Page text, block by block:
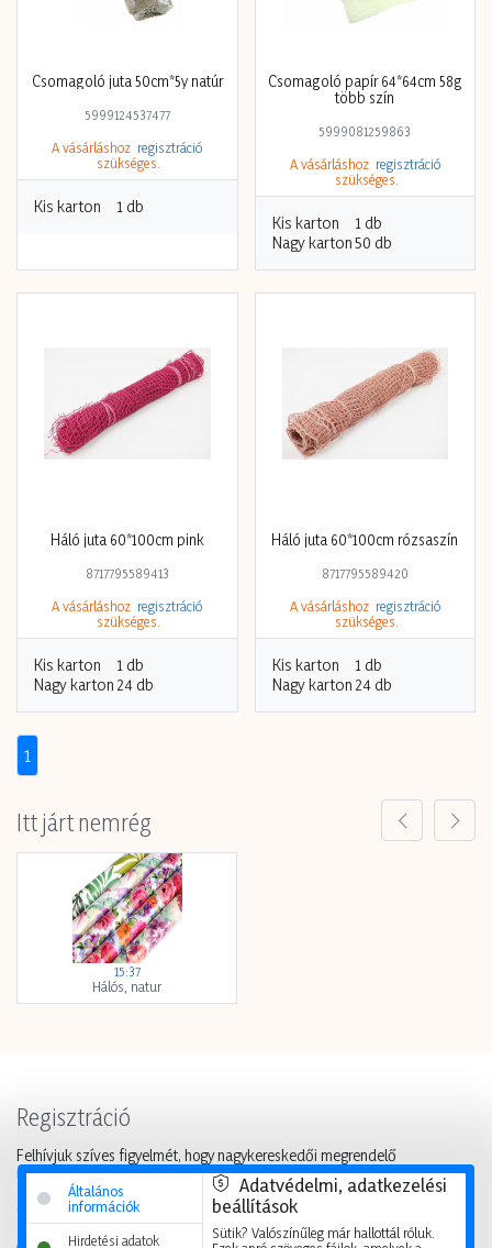
Csomagoló juta 50cm*5y natúr
5999124537477
A vásárláshoz regisztráció
szükséges.
Kis karton 1 db
Csomagoló papír 64*64cm 58g
több szín
5999081259863
A vásárláshoz regisztráció
szükséges.
Kis karton
1 db
Nagy karton50 db
Háló juta 60*100cm pink
8717795589413
A vásárláshoz regisztráció
szükséges.
Kis karton
1 db
Nagy karton 24 db
Háló juta 60*100cm rózsaszín
8717795589420
A vásárláshoz regisztráció
szükséges.
Kis karton
1 db
Nagy karton 24 db
1
Itt járt nemrég
15:37
Hálós, natur
Regisztráció
Felhívjuk szíves figyelmét, hogy nagykereskedői megrendelő
rendszerünket kizárólag viszonteladók vehetik igénybe, a regisztrációs
űrlapon kitöltött adatokat legfeljebb 2 munkanapon belül ellenőrizzük
és külön e-mailben tájékoztatjuk a jóváhagyásról.
Magánvásárlókat kérjük, keressék viszonteladó partnereinket.
Általános
információk
Hirdetési adatok
Adatvédelmi, adatkezelési
beállítások
Sütik? Valószínűleg már hallottál róluk.